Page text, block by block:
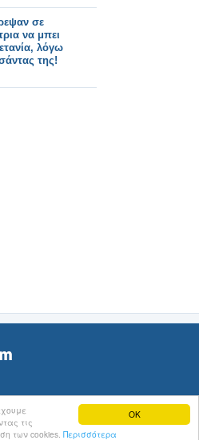
OK
τις
των cookies. Περισσότερα
σε
να μπει
λόγω
της!